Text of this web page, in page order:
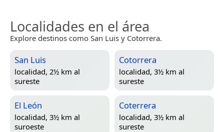
Localidades en el área
Explore destinos como San Luis y Cotorrera.
San Luis
localidad, 2½ km al
sureste
Cotorrera
localidad, 3½ km al
sureste
El León
localidad, 3½ km al
suroeste
Coterrera
localidad, 3½ km al
sureste